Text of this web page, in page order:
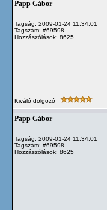
Papp Gábor
Tagság: 2009-01-24 11:34:01
Tagszám: #69598
Hozzászólások: 8625
Kiváló dolgozó
Papp Gábor
Tagság: 2009-01-24 11:34:01
Tagszám: #69598
Hozzászólások: 8625